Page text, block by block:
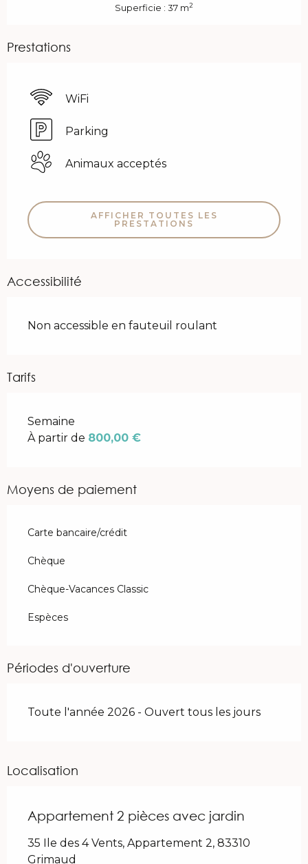
Superficie : 37 m2
Prestations
WiFi
Parking
Animaux acceptés
AFFICHER TOUTES LES
PRESTATIONS
Accessibilité
Non accessible en fauteuil roulant
Tarifs
Tarifs 2026
Semaine
À partir de 800,00 €
Moyens de paiement
Carte bancaire/crédit
Chèque
Chèque-Vacances Classic
Espèces
Périodes d'ouverture
Toute l'année 2026 - Ouvert tous les jours
Localisation
Appartement 2 pièces avec jardin
35 Ile des 4 Vents, Appartement 2, 83310
Grimaud